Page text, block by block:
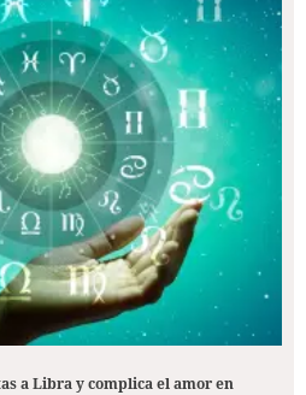
a Libra y complica el amor en